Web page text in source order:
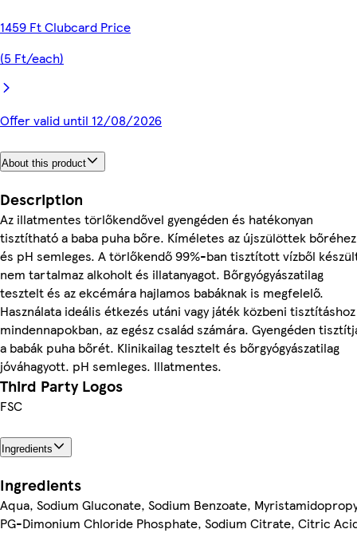
1459 Ft Clubcard Price
(5 Ft/each)
Offer valid until 12/08/2026
About this product
Description
Az illatmentes törlőkendővel gyengéden és hatékonyan
tisztítható a baba puha bőre. Kíméletes az újszülöttek bőréhez
és pH semleges. A törlőkendő 99%-ban tisztított vízből
nem tartalmaz alkoholt és illatanyagot. Bőrgyógyászatilag
tesztelt és az ekcémára hajlamos babáknak is megfelelő.
Használata ideális étkezés utáni vagy játék közbeni
mindennapokban, az egész család számára. Gyengéden
a babák puha bőrét. Klinikailag tesztelt és bőrgyógyászatilag
jóváhagyott. pH semleges. Illatmentes.
Third Party Logos
FSC
Ingredients
Ingredients
Aqua, Sodium Gluconate, Sodium Benzoate,
PG-Dimonium Chloride Phosphate, Sodium Citrate, Citric